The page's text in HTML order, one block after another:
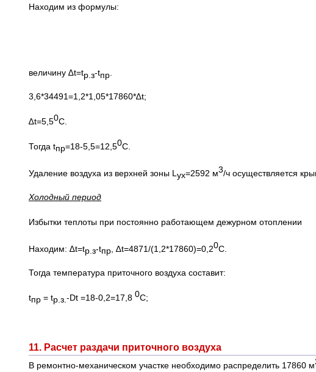
Находим из формулы:
величину ∆t=tр.з-tпр.
3,6*34491=1,2*1,05*17860*∆t;
∆t=5,50С.
Тогда tпр=18-5,5=12,50С.
Удаление воздуха из верхней зоны L ух=2592 м3/ч осуществляется
Холодный период
Избытки теплоты при постоянно работающем дежурном
Находим: ∆t=tр.з-tпр , ∆t=4871/(1,2*17860)=0,20С.
Тогда температура приточного воздуха составит:
tпр = tр.з. -Dt =18-0,2=17,8 0С;
11. Расчет раздачи приточного воздуха
В ремонтно-механическом участке необходимо распределить 17860 м